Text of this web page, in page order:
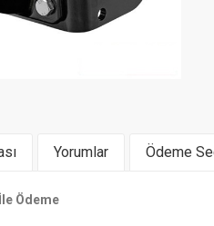
Yorumlar Ödeme
Bedeli Fiyatlara Dahil
Ödeme